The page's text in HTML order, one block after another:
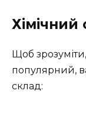
Хімічний
Щоб
популярний,
склад: